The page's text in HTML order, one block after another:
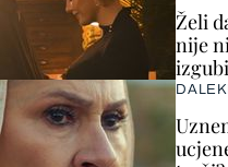
Želi
nije